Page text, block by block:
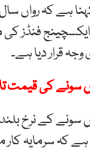
فنڈز
قرار دیا ہے۔
کی قیمت
ہے کہ سرمایہ